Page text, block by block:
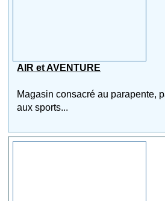
AIR et AVENTURE
Magasin consacré au parapente,
aux sports...